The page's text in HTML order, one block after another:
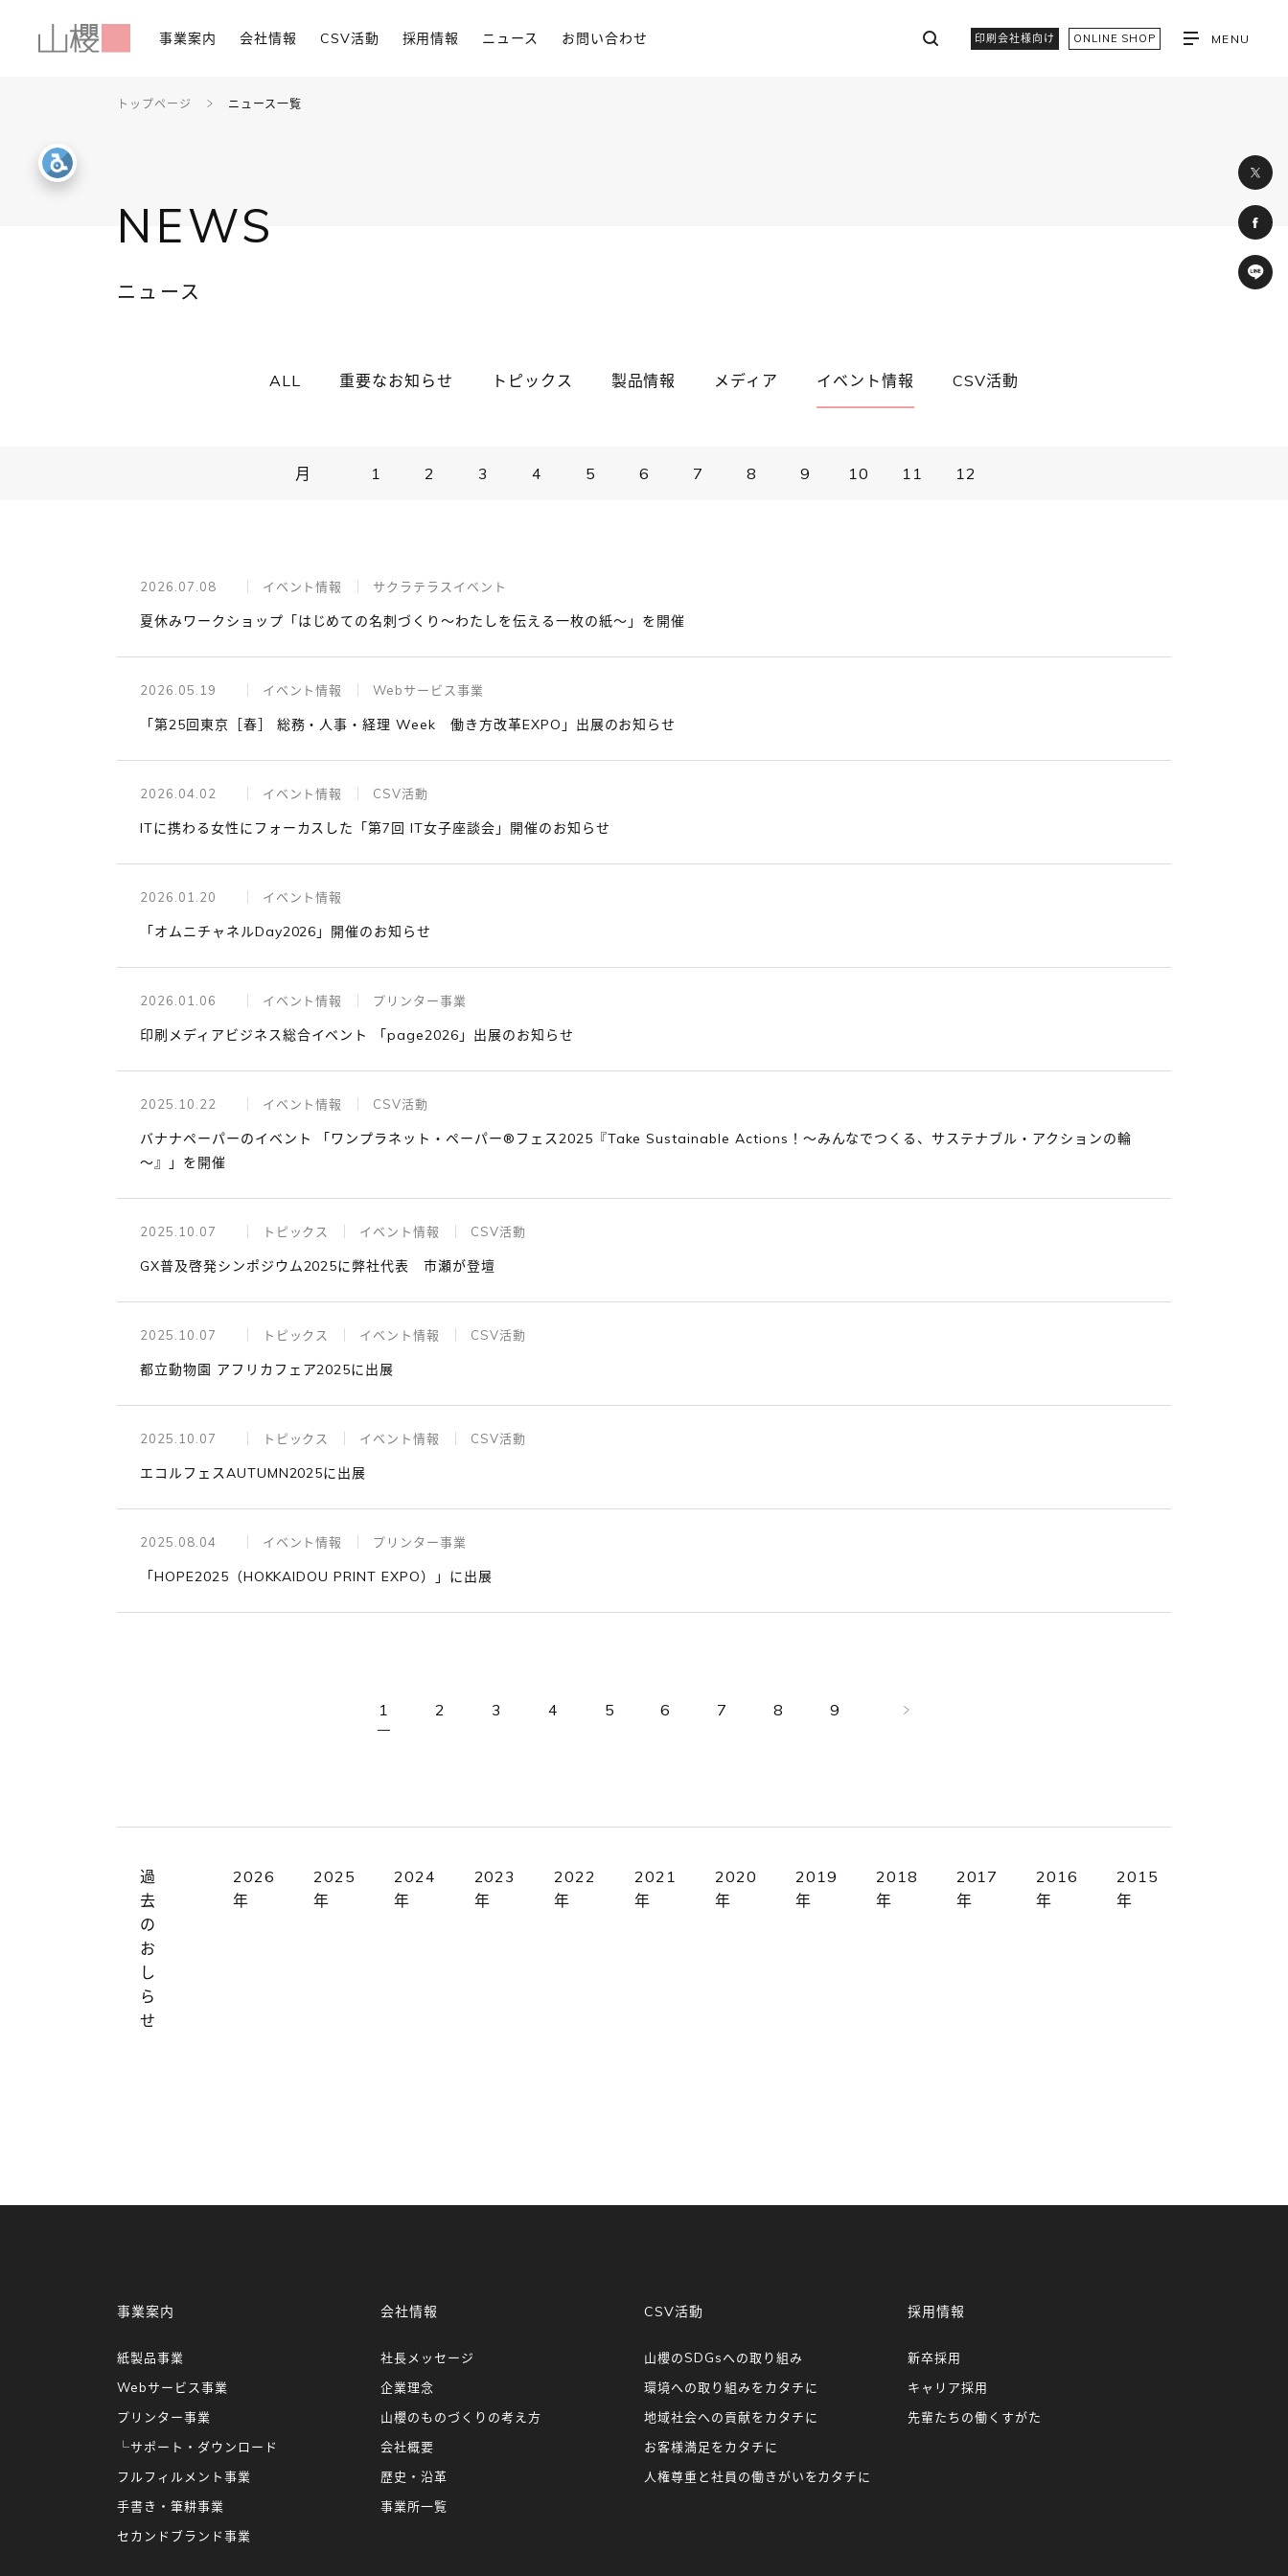
事業案内 会社情報 CSV活動 採用情報 ニュース お問い合わせ 印刷会社様向け ONLINE SHOP MENU
トップページ ニュース一覧
NEWS
ニュース
ALL 重要なお知らせ トピックス 製品情報 メディア イベント情報 CSV活動
月 1 2 3 4 5 6 7 8 9 10 11 12
2026.07.08 イベント情報 サクラテラスイベント
夏休みワークショップ「はじめての名刺づくり～わたしを伝える一枚の紙～」を開催
2026.05.19 イベント情報 Webサービス事業
「第25回東京［春］ 総務・人事・経理 Week 働き方改革EXPO」出展のお知らせ
2026.04.02 イベント情報 CSV活動
ITに携わる女性にフォーカスした「第7回 IT女子座談会」開催のお知らせ
2026.01.20 イベント情報
「オムニチャネルDay2026」開催のお知らせ
2026.01.06 イベント情報 プリンター事業
印刷メディアビジネス総合イベント 「page2026」出展のお知らせ
2025.10.22 イベント情報 CSV活動
バナナペーパーのイベント 「ワンプラネット・ペーパー®フェス2025『Take Sustainable Actions！～みんなでつくる、サステナブル・アクションの輪
～』」を開催
2025.10.07 トピックス イベント情報 CSV活動
GX普及啓発シンポジウム2025に弊社代表 市瀬が登壇
2025.10.07 トピックス イベント情報 CSV活動
都立動物園 アフリカフェア2025に出展
2025.10.07 トピックス イベント情報 CSV活動
エコルフェスAUTUMN2025に出展
2025.08.04 イベント情報 プリンター事業
「HOPE2025（HOKKAIDOU PRINT EXPO）」に出展
1 2 3 4 5 6 7 8 9
過
去
の
お
し
ら
せ
2026
年
2025
年
2024
年
2023
年
2022
年
2021
年
2020
年
2019
年
2018
年
2017
年
2016
年
2015
年
事業案内
紙製品事業
Webサービス事業
プリンター事業
└サポート・ダウンロード
フルフィルメント事業
手書き・筆耕事業
セカンドブランド事業
会社情報
社長メッセージ
企業理念
山櫻のものづくりの考え方
会社概要
歴史・沿革
事業所一覧
CSV活動
山櫻のSDGsへの取り組み
環境への取り組みをカタチに
地域社会への貢献をカタチに
お客様満足をカタチに
人権尊重と社員の働きがいをカタチに
採用情報
新卒採用
キャリア採用
先輩たちの働くすがた